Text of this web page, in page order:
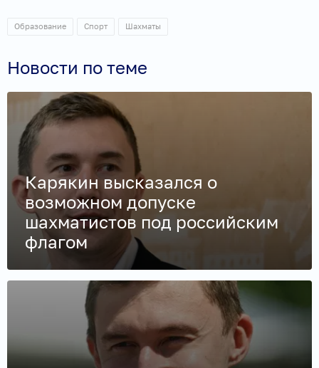
Образование Спорт Шахматы
Новости по теме
Карякин высказался о
возможном допуске
шахматистов под российским
флагом